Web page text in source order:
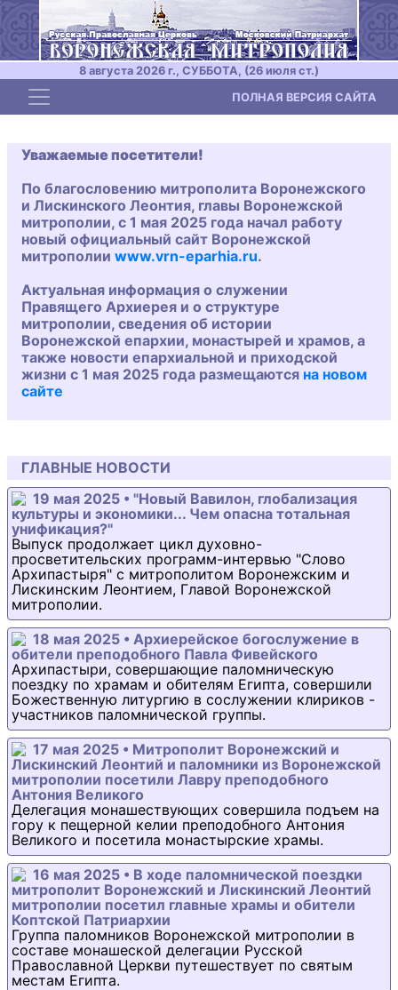
8 августа 2026 г., СУББОТА, (26 июля ст.)
Toggle navigation ПОЛНАЯ ВЕРСИЯ САЙТА
Уважаемые посетители!
По благословению митрополита Воронежского
и Лискинского Леонтия, главы Воронежской
митрополии, с 1 мая 2025 года начал работу
новый официальный сайт Воронежской
митрополии www.vrn-eparhia.ru.
Актуальная информация о служении
Правящего Архиерея и о структуре
митрополии, сведения об истории
Воронежской епархии, монастырей и храмов, а
также новости епархиальной и приходской
жизни с 1 мая 2025 года размещаются на новом
сайте
ГЛАВНЫЕ НОВОСТИ
19 мая 2025 • "Новый Вавилон, глобализация
культуры и экономики... Чем опасна тотальная
унификация?"
Выпуск продолжает цикл духовно-
просветительских программ-интервью "Слово
Архипастыря" с митрополитом Воронежским и
Лискинским Леонтием, Главой Воронежской
митрополии.
18 мая 2025 • Архиерейское богослужение в
обители преподобного Павла Фивейского
Архипастыри, совершающие паломническую
поездку по храмам и обителям Египта, совершили
Божественную литургию в сослужении клириков -
участников паломнической группы.
17 мая 2025 • Митрополит Воронежский и
Лискинский Леонтий и паломники из Воронежской
митрополии посетили Лавру преподобного
Антония Великого
Делегация монашествующих совершила подъем на
гору к пещерной келии преподобного Антония
Великого и посетила монастырские храмы.
16 мая 2025 • В ходе паломнической поездки
митрополит Воронежский и Лискинский Леонтий
митрополии посетил главные храмы и обители
Коптской Патриархии
Группа паломников Воронежской митрополии в
составе монашеской делегации Русской
Православной Церкви путешествует по святым
местам Египта.